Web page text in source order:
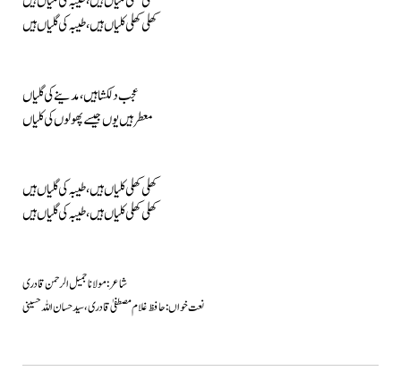
کھلی کھلی کلیاں ہیں، طیبہ کی گلیاں ہیں
عجب دلکشا ہیں، مدینے کی گلیاں
معطر ہیں یوں جیسے پھولوں کی کلیاں
کھلی کھلی کلیاں ہیں، طیبہ کی گلیاں ہیں
کھلی کھلی کلیاں ہیں، طیبہ کی گلیاں ہیں
شاعر: مولانا جمیل الرحمن قادری
نعت خواں: حافظ غلام مصطفیٰ قادری، سید حسان اللہ حسینی